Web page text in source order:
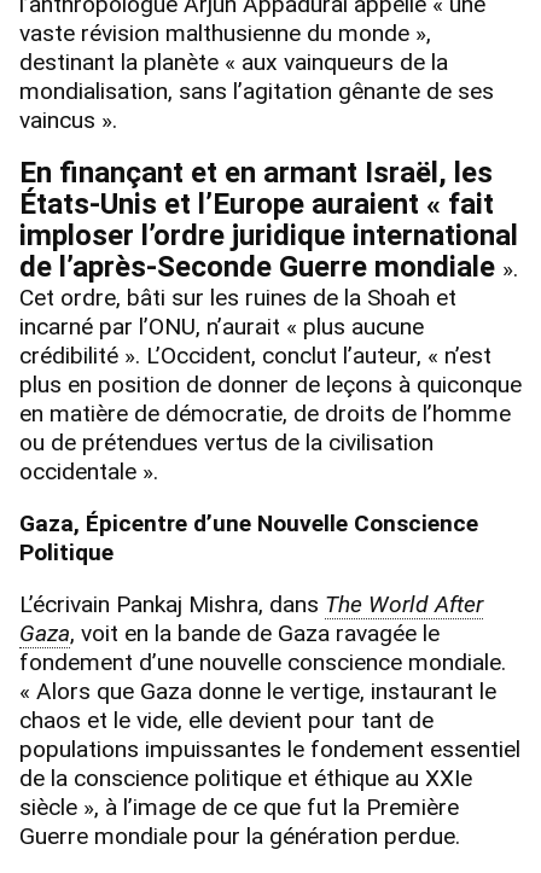
vaste révision malthusienne du monde »,
destinant la planète « aux vainqueurs de la
mondialisation, sans l’agitation gênante de ses
vaincus ».
En finançant et en armant Israël, les
États-Unis et l’Europe auraient « fait
imploser l’ordre juridique international
de l’après-Seconde Guerre mondiale ».
Cet ordre, bâti sur les ruines de la Shoah et
incarné par l’ONU, n’aurait « plus aucune
crédibilité ». L’Occident, conclut l’auteur, « n’est
plus en position de donner de leçons à quiconque
en matière de démocratie, de droits de l’homme
ou de prétendues vertus de la civilisation
occidentale ».
Gaza, Épicentre d’une Nouvelle Conscience
Politique
L’écrivain Pankaj Mishra, dans The World After
Gaza, voit en la bande de Gaza ravagée le
fondement d’une nouvelle conscience mondiale.
« Alors que Gaza donne le vertige, instaurant le
chaos et le vide, elle devient pour tant de
populations impuissantes le fondement essentiel
de la conscience politique et éthique au XXIe
siècle », à l’image de ce que fut la Première
Guerre mondiale pour la génération perdue.